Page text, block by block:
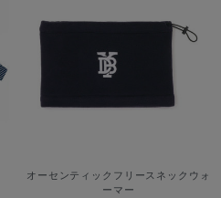
オーセンティックフリースネックウォ
ーマー